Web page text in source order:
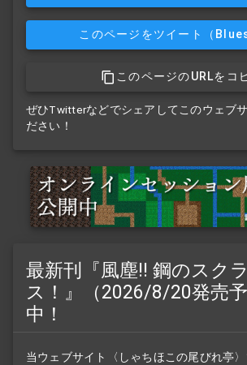
このページをツイート （
このページのURLをコ
ぜひTwitterなどでシェアしてこのウェブ
ださい！
最新刊『風塵!! 鋼のスク
ス！』（2026/8/20発売
中！
当ウェブサイト〈しゃちほこの尾びれ亭